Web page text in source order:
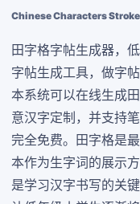
Chinese Characters
田字格字帖生成器，
字帖生成工具，做字帖
本系统可以在线生成
意汉字定制，并支持
完全免费。田字格是
本作为生字词的展示
是学习汉字书写的关